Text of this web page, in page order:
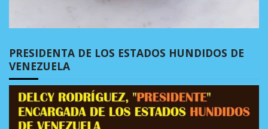
PRESIDENTA DE LOS ESTADOS HUNDIDOS DE
VENEZUELA